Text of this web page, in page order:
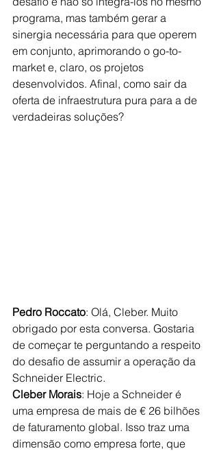
programa, mas também gerar a
sinergia necessária para que operem
em conjunto, aprimorando o go-to-
market e, claro, os projetos
desenvolvidos. Afinal, como sair da
oferta de infraestrutura pura para a de
verdadeiras soluções?
Pedro Roccato: Olá, Cleber. Muito
obrigado por esta conversa. Gostaria
de começar te perguntando a respeito
do desafio de assumir a operação da
Schneider Electric.
Cleber Morais: Hoje a Schneider é
uma empresa de mais de € 26 bilhões
de faturamento global. Isso traz uma
dimensão como empresa forte, que